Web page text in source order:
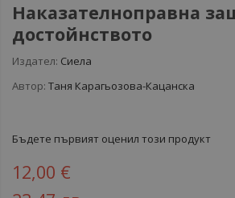
Наказателноправна
достойнството
Издател: Сиела
Автор: Таня Карагьозова-Кацанска
Бъдете първият оценил този продукт
12,00 €